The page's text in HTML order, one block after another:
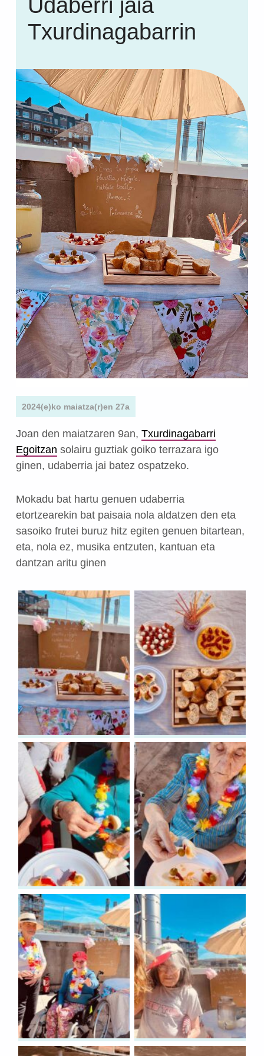
Udaberri jaia
Txurdinagabarrin
2024(e)ko maiatza(r)en 27a
Joan den maiatzaren 9an, Txurdinagabarri
Egoitzan solairu guztiak goiko terrazara igo
ginen, udaberria jai batez ospatzeko.
Mokadu bat hartu genuen udaberria
etortzearekin bat paisaia nola aldatzen den eta
sasoiko frutei buruz hitz egiten genuen bitartean,
eta, nola ez, musika entzuten, kantuan eta
dantzan aritu ginen